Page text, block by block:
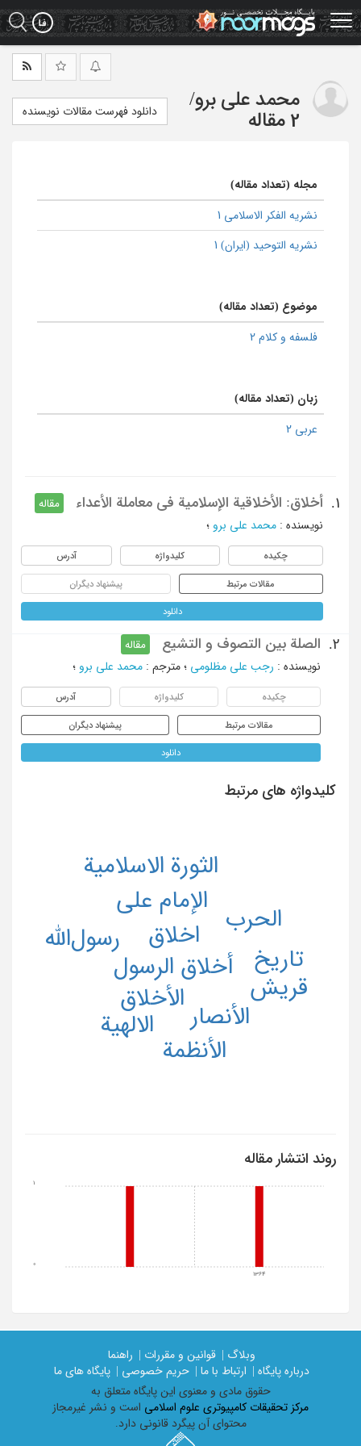
Skip
to
main
محمد علی برو/
2 مقاله
دانلود فهرست مقالات نویسنده
مجله (تعداد مقاله)
نشریه الفکر الاسلامی 1
نشریه التوحید (ایران) 1
موضوع (تعداد مقاله)
فلسفه و کلام 2
زبان (تعداد مقاله)
عربی 2
1. أخلاق: الأخلاقیة الإسلامیة فی معاملة الأعداء
مقاله
نویسنده : محمد علی برو ؛
چکیده کلیدواژه آدرس
مقالات مرتبط پیشنهاد دیگران
دانلود
2. الصلة بین التصوف و التشیع
مقاله
نویسنده : رجب علی مظلومی ؛ مترجم : محمد علی برو ؛
چکیده کلیدواژه آدرس
مقالات مرتبط پیشنهاد دیگران
دانلود
کلیدواژه های مرتبط
أخلاق الرسول
اخلاق
الأخلاق
الإمام علی
الأنصار
الأنظمة
الالهیة
الثورة الاسلامیة
الحرب
تاریخ
رسول‌الله
قریش
روند انتشار مقاله
1364
0
1
وبلاگ | قوانین و مقررات |
راهنما
درباره پایگاه |
ارتباط با ما | حریم خصوصی |
پایگاه های ما
حقوق مادی و معنوی اين پايگاه متعلق به
مرکز تحقیقات کامپیوتری علوم اسلامی است و نشر غیرمجاز
محتوای آن پیگرد قانونی دارد.